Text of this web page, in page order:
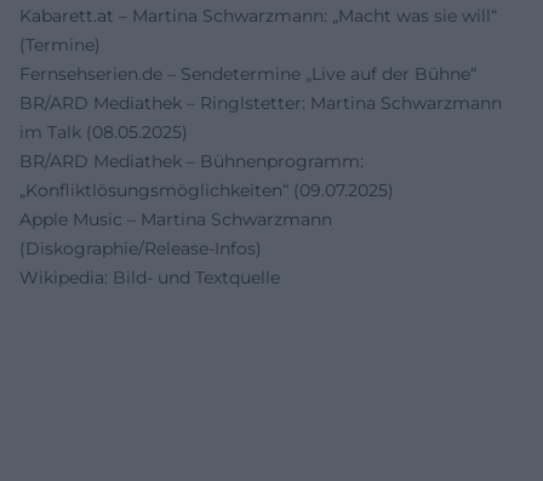
Kabarett.at – Martina Schwarzmann: „Macht was sie will“
(Termine)
Fernsehserien.de – Sendetermine „Live auf der Bühne“
BR/ARD Mediathek – Ringlstetter: Martina Schwarzmann
im Talk (08.05.2025)
BR/ARD Mediathek – Bühnenprogramm:
„Konfliktlösungsmöglichkeiten“ (09.07.2025)
Apple Music – Martina Schwarzmann
(Diskographie/Release-Infos)
Wikipedia: Bild- und Textquelle